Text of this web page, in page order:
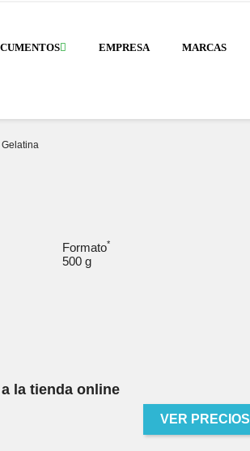
EMPRESA MARCAS
Gelatina
Formato*
500 g
la tienda online
VER PRECIOS